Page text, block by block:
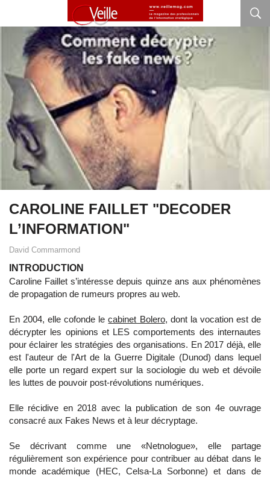
CAROLINE FAILLET "DECODER
L’INFORMATION"
David Commarmond
INTRODUCTION
Caroline Faillet s’intéresse depuis quinze ans aux phénomènes
de propagation de rumeurs propres au web.
En 2004, elle cofonde lecabinet Bolero, dont la vocation est de
décrypter les opinions et LES comportements des internautes
pour éclairer les stratégies des organisations. En 2017 déjà, elle
est l'auteur de l'Art de la Guerre Digitale (Dunod) dans lequel
elle porte un regard expert sur la sociologie du web et dévoile
les luttes de pouvoir post-révolutions numériques.
Elle récidive en 2018 avec la publication de son 4e ouvrage
consacré aux Fakes News et à leur décryptage.
Se décrivant comme une «Netnologue», elle partage
régulièrement son expérience pour contribuer au débat dans le
monde académique (HEC, Celsa-La Sorbonne) et dans de